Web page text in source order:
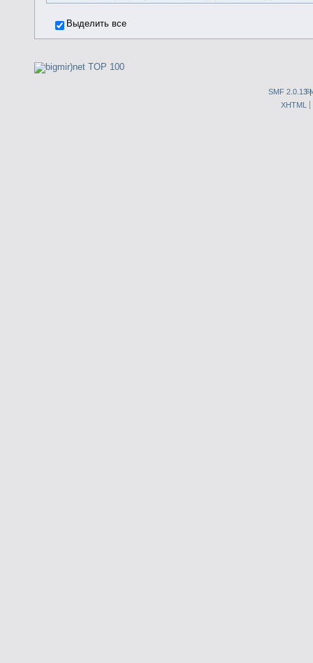
Выделить все
SMF 2.0.13|
XHTML